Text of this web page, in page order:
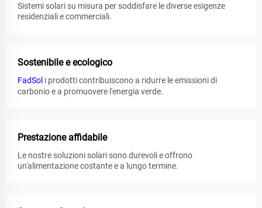
Sistemi solari su misura per soddisfare le diverse esigenze
residenziali e commerciali.
Sostenibile e ecologico
FadSol i prodotti contribuiscono a ridurre le emissioni di
carbonio e a promuovere l'energia verde.
Prestazione affidabile
Le nostre soluzioni solari sono durevoli e offrono
un'alimentazione costante e a lungo termine.